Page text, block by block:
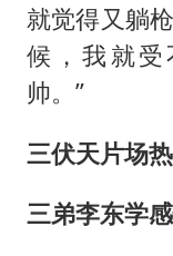
就觉得又躺
候，我就
帅。”
三伏天片场
三弟李东学